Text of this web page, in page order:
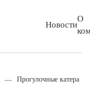
Новости
О
Прогулочные катера